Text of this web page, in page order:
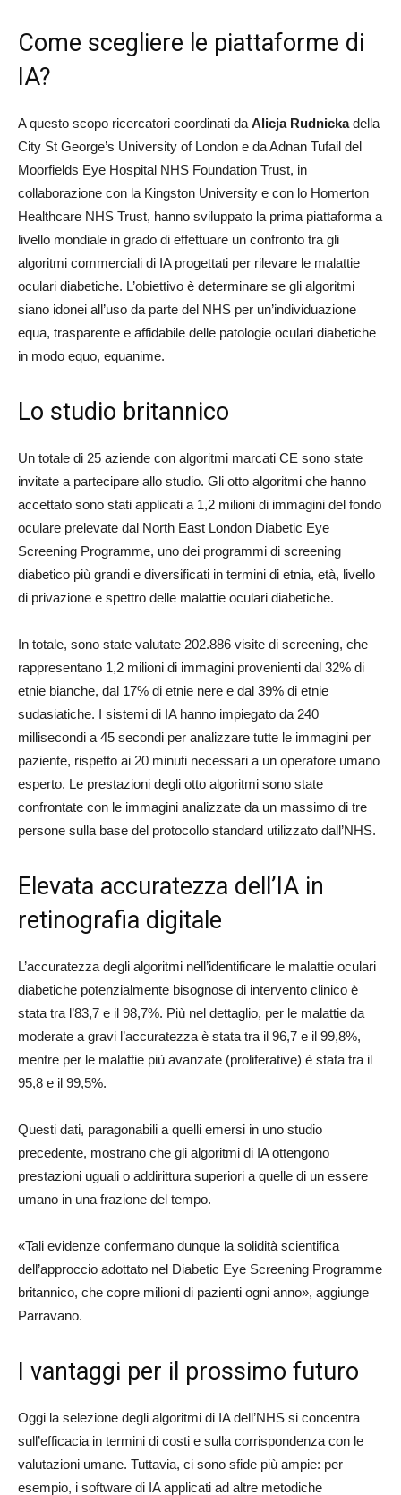
Come scegliere le piattaforme di
IA?
A questo scopo ricercatori coordinati da Alicja Rudnickadella
City St George’s University of London e da Adnan Tufail del
Moorfields Eye Hospital NHS Foundation Trust, in
collaborazione con la Kingston University e con lo Homerton
Healthcare NHS Trust, hanno sviluppato la prima piattaforma a
livello mondiale in grado di effettuare un confronto tra gli
algoritmi commerciali di IA progettati per rilevare le malattie
oculari diabetiche. L’obiettivo è determinare se gli algoritmi
siano idonei all’uso da parte del NHS per un’individuazione
equa, trasparente e affidabile delle patologie oculari diabetiche
in modo equo, equanime.
Lo studio britannico
Un totale di 25 aziende con algoritmi marcati CE sono state
invitate a partecipare allo studio. Gli otto algoritmi che hanno
accettato sono stati applicati a 1,2 milioni di immagini del fondo
oculare prelevate dal North East London Diabetic Eye
Screening Programme, uno dei programmi di screening
diabetico più grandi e diversificati in termini di etnia, età, livello
di privazione e spettro delle malattie oculari diabetiche.
In totale, sono state valutate 202.886 visite di screening, che
rappresentano 1,2 milioni di immagini provenienti dal 32% di
etnie bianche, dal 17% di etnie nere e dal 39% di etnie
sudasiatiche. I sistemi di IA hanno impiegato da 240
millisecondi a 45 secondi per analizzare tutte le immagini per
paziente, rispetto ai 20 minuti necessari a un operatore umano
esperto. Le prestazioni degli otto algoritmi sono state
confrontate con le immagini analizzate da un massimo di tre
persone sulla base del protocollo standard utilizzato dall’NHS.
Elevata accuratezza dell’IA in
retinografia digitale
L’accuratezza degli algoritmi nell’identificare le malattie oculari
diabetiche potenzialmente bisognose di intervento clinico è
stata tra l’83,7 e il 98,7%. Più nel dettaglio, per le malattie da
moderate a gravi l’accuratezza è stata tra il 96,7 e il 99,8%,
mentre per le malattie più avanzate (proliferative) è stata tra il
95,8 e il 99,5%.
Questi dati, paragonabili a quelli emersi in uno studio
precedente, mostrano che gli algoritmi di IA ottengono
prestazioni uguali o addirittura superiori a quelle di un essere
umano in una frazione del tempo.
«Tali evidenze confermano dunque la solidità scientifica
dell’approccio adottato nel Diabetic Eye Screening Programme
britannico, che copre milioni di pazienti ogni anno», aggiunge
Parravano.
I vantaggi per il prossimo futuro
Oggi la selezione degli algoritmi di IA dell’NHS si concentra
sull’efficacia in termini di costi e sulla corrispondenza con le
valutazioni umane. Tuttavia, ci sono sfide più ampie: per
esempio, i software di IA applicati ad altre metodiche